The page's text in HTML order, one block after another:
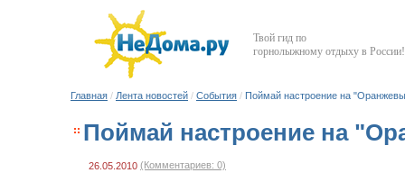
Твой гид по
горнолыжному отдыху в России!
Главная / Лента новостей / События / Поймай настроение на
Поймай настроение на
26.05.2010 (Комментариев: 0)